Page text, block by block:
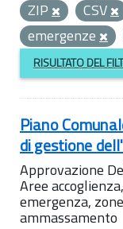
ZIP
CSV
emergenze
RISULTATO DEL
Piano
di gestione
Approvazione
Aree
emergenza,
ammassamento